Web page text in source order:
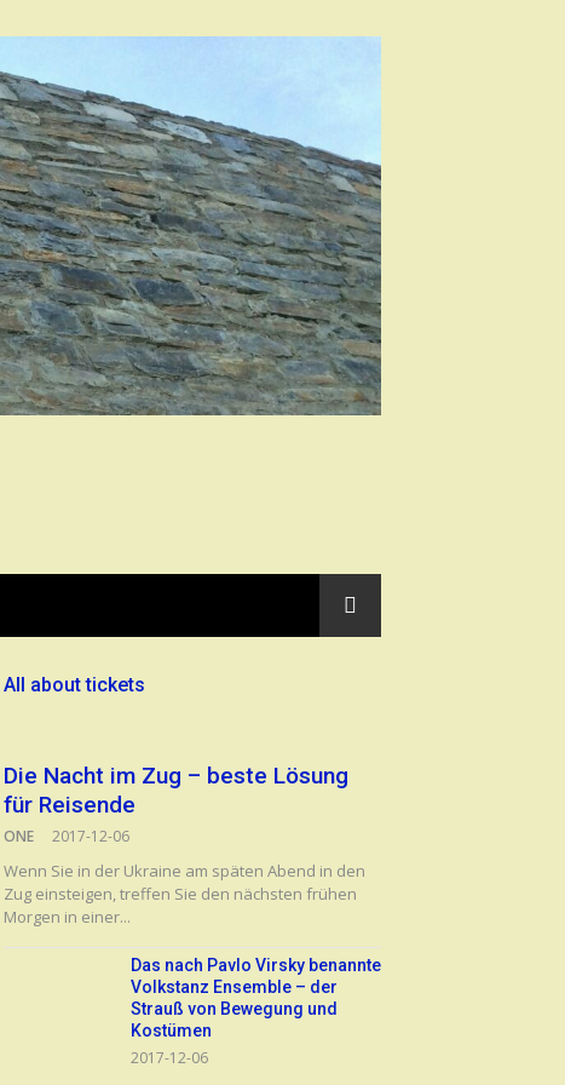
All about tickets
Die Nacht im Zug – beste Lösung
für Reisende
ONE 2017-12-06
Wenn Sie in der Ukraine am späten Abend in den
Zug einsteigen, treffen Sie den nächsten frühen
Morgen in einer...
Das nach Pavlo Virsky benannte
Volkstanz Ensemble – der
Strauß von Bewegung und
Kostümen
2017-12-06